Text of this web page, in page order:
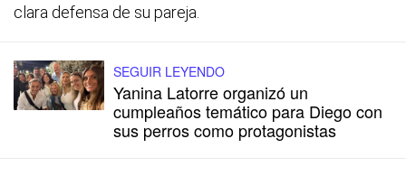
clara defensa de su pareja.
SEGUIR LEYENDO
Yanina Latorre organizó un
cumpleaños temático para Diego con
sus perros como protagonistas